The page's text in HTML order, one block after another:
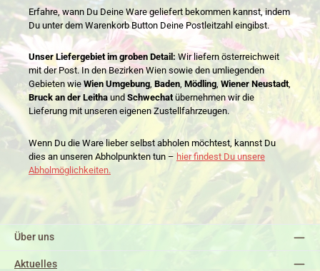
Erfahre, wann Du Deine Ware geliefert bekommen kannst, indem
Du unter dem Warenkorb Button Deine Postleitzahl eingibst.
Unser Liefergebiet im groben Detail: Wir liefern österreichweit
mit der Post. In den Bezirken Wien sowie den umliegenden
Gebieten wie Wien Umgebung, Baden, Mödling, Wiener Neustadt,
Bruck an der Leitha und Schwechatübernehmen wir die
Lieferung mit unseren eigenen Zustellfahrzeugen.
Wenn Du die Ware lieber selbst abholen möchtest, kannst Du
dies an unseren Abholpunkten tun – hier findest Du unsere
Abholmöglichkeiten.
Über uns
Aktuelles